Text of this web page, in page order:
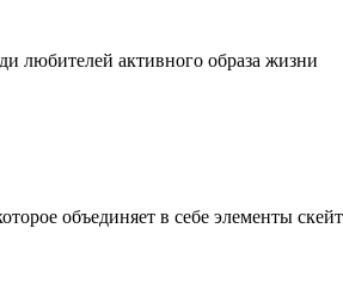
любителей активного образа жизни
объединяет в себе элементы